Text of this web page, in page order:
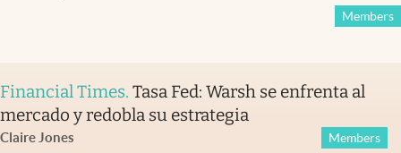
Members
Financial Times. Tasa Fed: Warsh se enfrenta al
mercado y redobla su estrategia
Claire Jones Members